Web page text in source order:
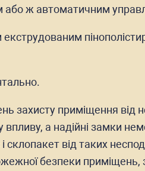
або ж автоматичним
захисту приміщення від
а надійні замки
від таких
безпеки приміщень,